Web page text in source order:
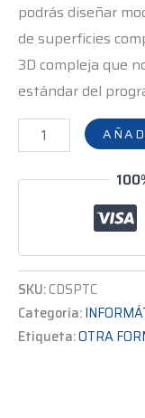
podrás diseñar
de superficies
3D compleja que
estándar del
SKU:CDSPTC
Categoría:
Etiqueta:OTRA